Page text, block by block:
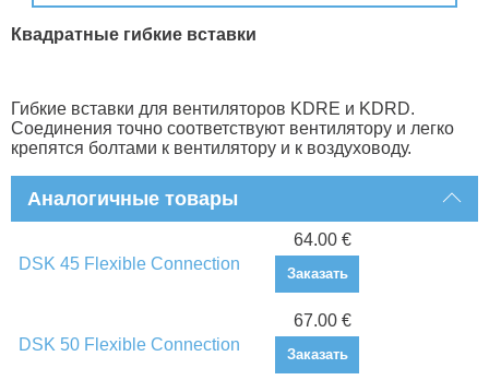
Квадратные гибкие вставки
Гибкие вставки для вентиляторов KDRE и KDRD.
Соединения точно соответствуют вентилятору и легко
крепятся болтами к вентилятору и к воздуховоду.
Аналогичные товары
DSK 45 Flexible Connection
64.00 €
Заказать
DSK 50 Flexible Connection
67.00 €
Заказать